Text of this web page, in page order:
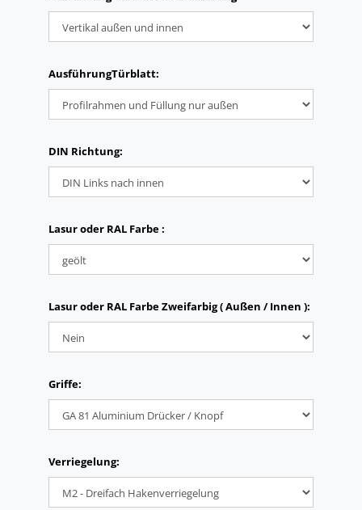
AusführungTürblatt:
DIN Richtung:
Lasur oder RAL Farbe :
Lasur oder RAL Farbe Zweifarbig ( Außen / Innen ):
Griffe:
Verriegelung: